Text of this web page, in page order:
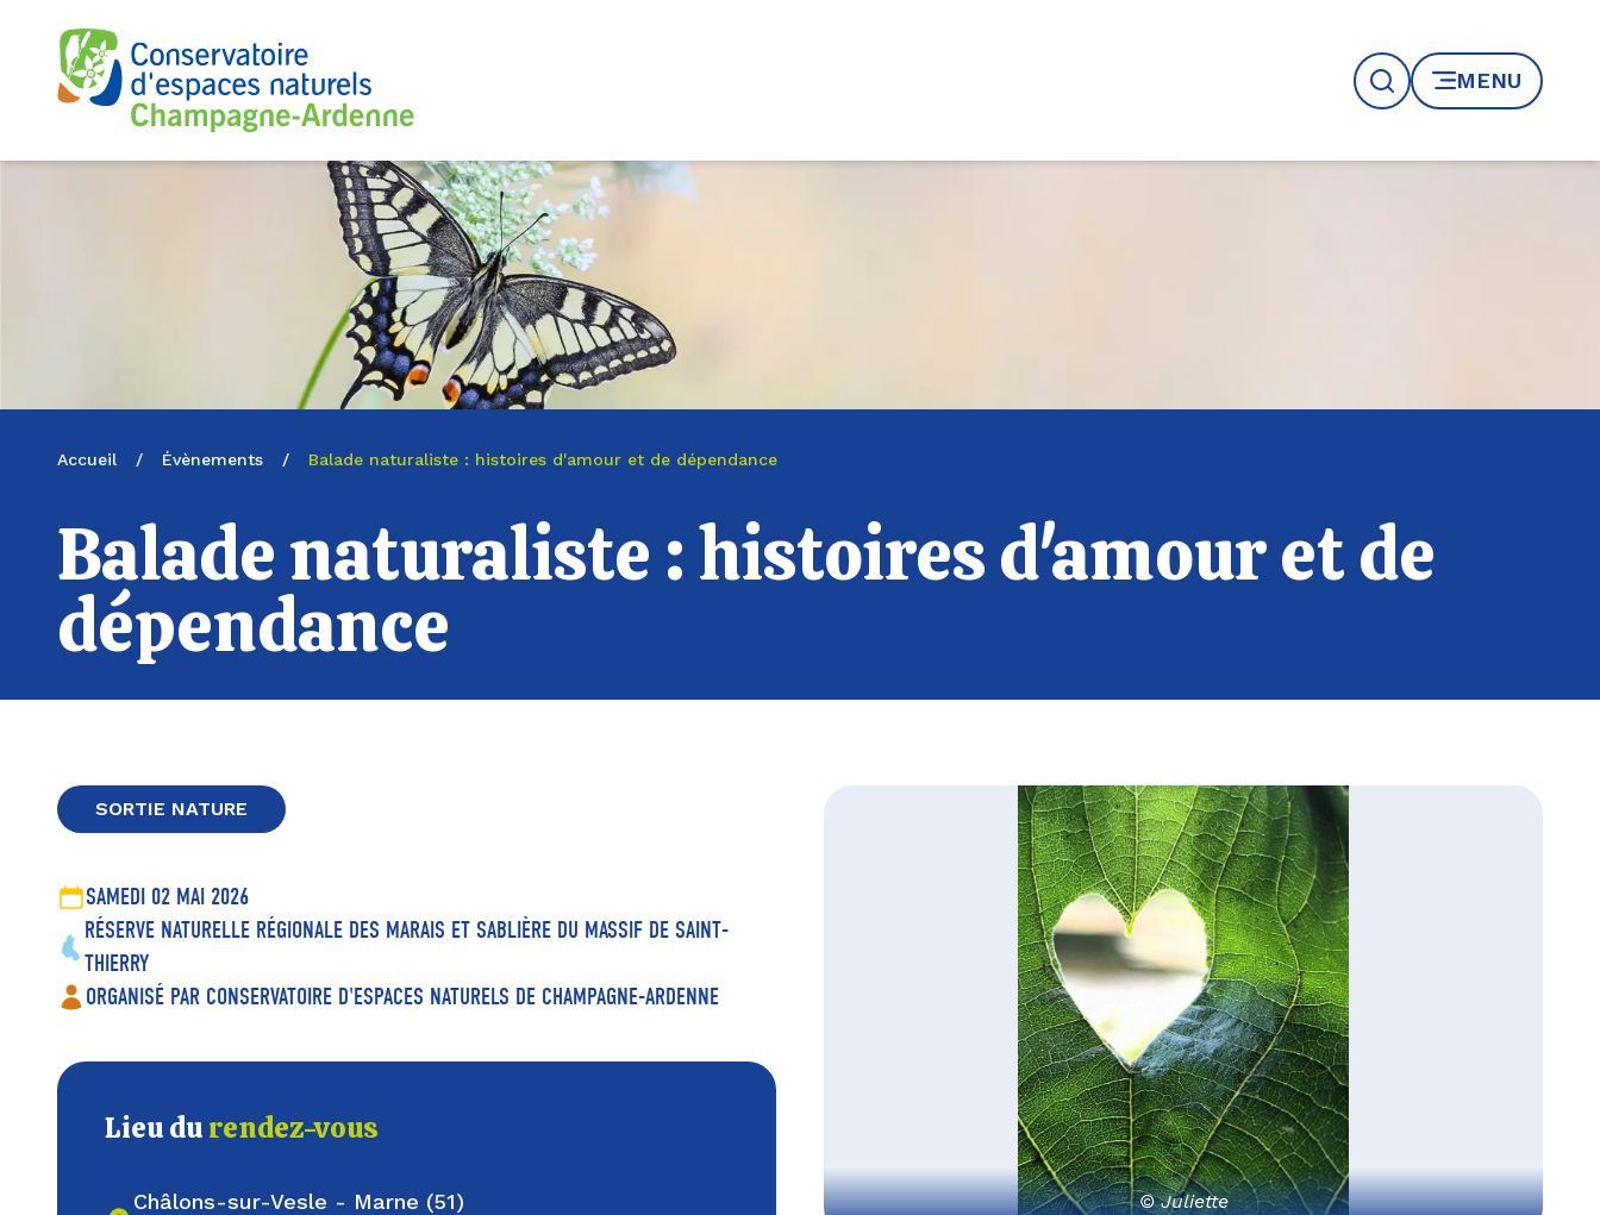
Logo du CENCA
RechercheMENU
Accueil / Évènements / Balade naturaliste : histoires d'amour et de dépendance
Balade naturaliste : histoires d'amour et de
dépendance
SORTIE NATURE
SAMEDI 02 MAI 2026
RÉSERVE NATURELLE RÉGIONALE DES MARAIS ET SABLIÈRE DU MASSIF DE SAINT-
THIERRY
ORGANISÉ PAR CONSERVATOIRE D'ESPACES NATURELS DE CHAMPAGNE-ARDENNE
Lieu durendez-vous
Châlons-sur-Vesle - Marne (51) © Juliette